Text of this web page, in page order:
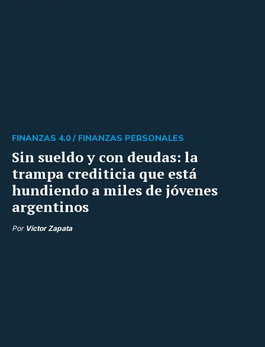
Sin sueldo y con deudas: la
trampa crediticia que está
hundiendo a miles de jóvenes
argentinos
FINANZAS 4.0 / FINANZAS PERSONALES
Por Víctor Zapata